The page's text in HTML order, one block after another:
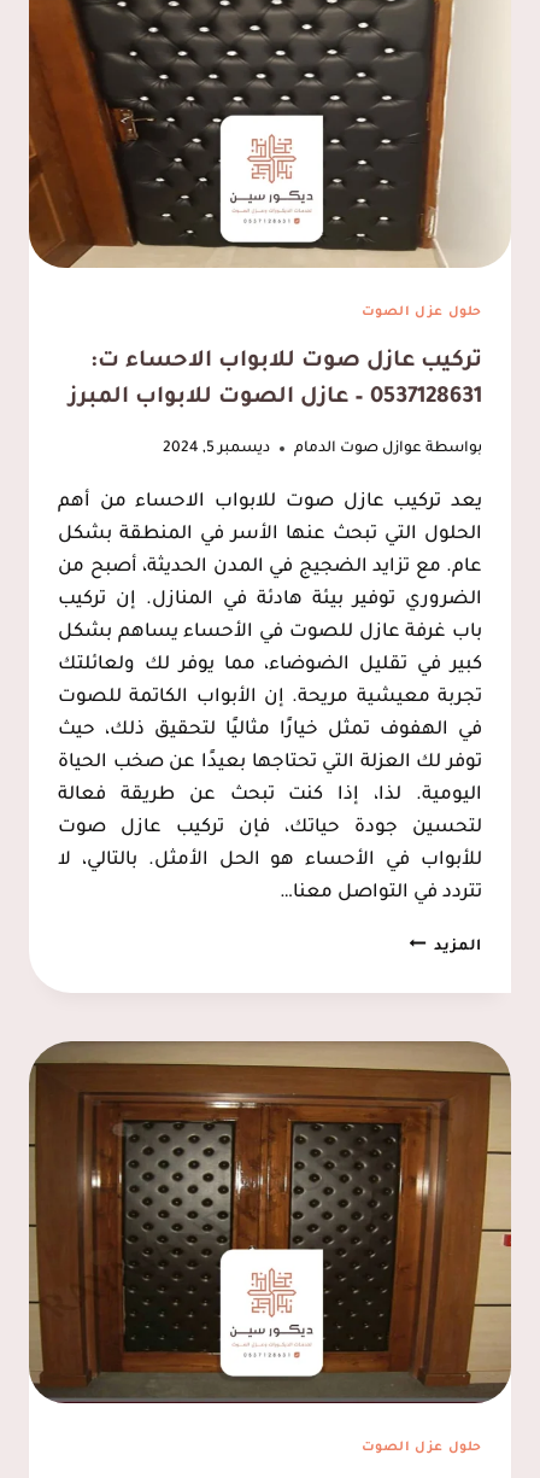
0537128631
للابواب
بالقطيف
حلول عزل الصوت
تركيب عازل صوت للابواب الاحساء ت:
0537128631 – عازل الصوت للابواب المبرز
بواسطة عوازل صوت الدمام ديسمبر 5, 2024
يعد تركيب عازل صوت للابواب الاحساء من أهم
الحلول التي تبحث عنها الأسر في المنطقة بشكل
عام. مع تزايد الضجيج في المدن الحديثة، أصبح من
الضروري توفير بيئة هادئة في المنازل. إن تركيب
باب غرفة عازل للصوت في الأحساء يساهم بشكل
كبير في تقليل الضوضاء، مما يوفر لك ولعائلتك
تجربة معيشية مريحة. إن الأبواب الكاتمة للصوت
في الهفوف تمثل خيارًا مثاليًا لتحقيق ذلك، حيث
توفر لك العزلة التي تحتاجها بعيدًا عن صخب الحياة
اليومية. لذا، إذا كنت تبحث عن طريقة فعالة
لتحسين جودة حياتك، فإن تركيب عازل صوت
للأبواب في الأحساء هو الحل الأمثل. بالتالي، لا
تتردد في التواصل معنا…
المزيدتركيب
للابواب
الاحساء
ت:
0537128631
–
عازل
الصوت
للابواب
حلول عزل الصوت